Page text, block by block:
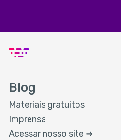
Blog
Materiais gratuitos
Imprensa
Acessar nosso site ➜